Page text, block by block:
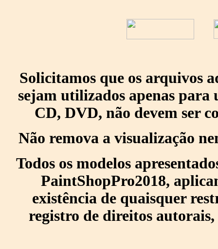
Solicitamos que os arquivos
sejam utilizados apenas para
CD, DVD, não devem ser
Não remova a visualização
Todos os modelos
PaintShopPro2018,
existência de quaisquer
registro de direitos